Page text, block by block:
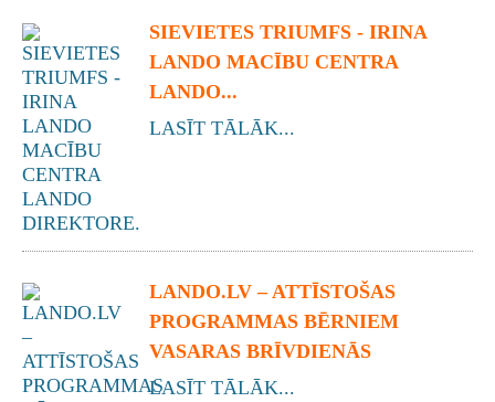
SIEVIETES TRIUMFS - IRINA
LANDO MACĪBU CENTRA
LANDO...
LASĪT TĀLĀK...
LANDO.LV – ATTĪSTOŠAS
PROGRAMMAS BĒRNIEM
VASARAS BRĪVDIENĀS
LASĪT TĀLĀK...